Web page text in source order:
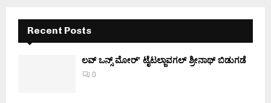
Recent Posts
ಲವ್ ಒನ್ಸ್ ಮೋರ್’ ಟೈಟಲ್ಜಾವಗಲ್ ಶ್ರೀನಾಥ್ ಬಿಡುಗಡೆ
0